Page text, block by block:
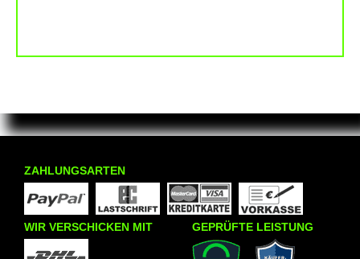
ZAHLUNGSARTEN
WIR VERSCHICKEN MIT GEPRÜFTE LEISTUNG